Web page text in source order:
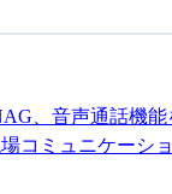
、音声通話機
コミュニケーシ